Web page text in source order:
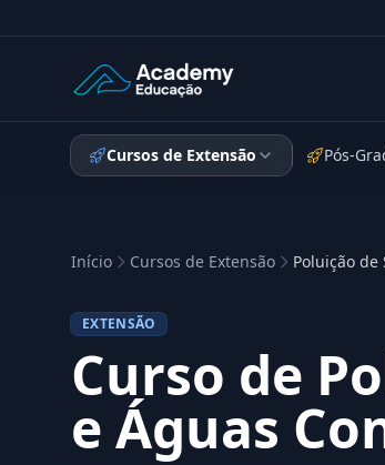
Academy Extensão
Cursos de Extensão Pós-
Início Cursos de Extensão Poluição de
EXTENSÃO
Curso de
e Águas